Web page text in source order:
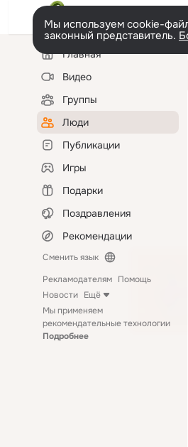
Мы используем cookie-
законный представитель.
Левая
колонкаГлавная
Видео
Группы
Люди
Публикации
Игры
Подарки
Поздравления
Рекомендации
Сменить язык
Рекламодателям Помощь
Новости Ещё
Мы применяем
рекомендательные технологии
Подробнее